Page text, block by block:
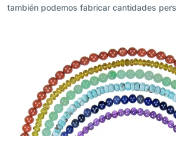
también podemos fabricar cantidades